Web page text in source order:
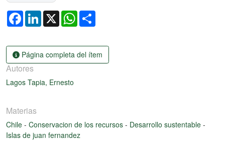
FacebookLinkedIn
X WhatsApp
Página completa del ítem
Autores
Lagos Tapia, Ernesto
Materias
Chile - Conservacion de los recursos - Desarrollo sustentable -
Islas de juan fernandez